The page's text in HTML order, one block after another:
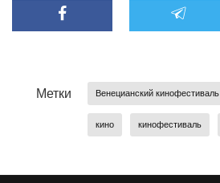
Метки Венецианский кинофестиваль
кино кинофестиваль